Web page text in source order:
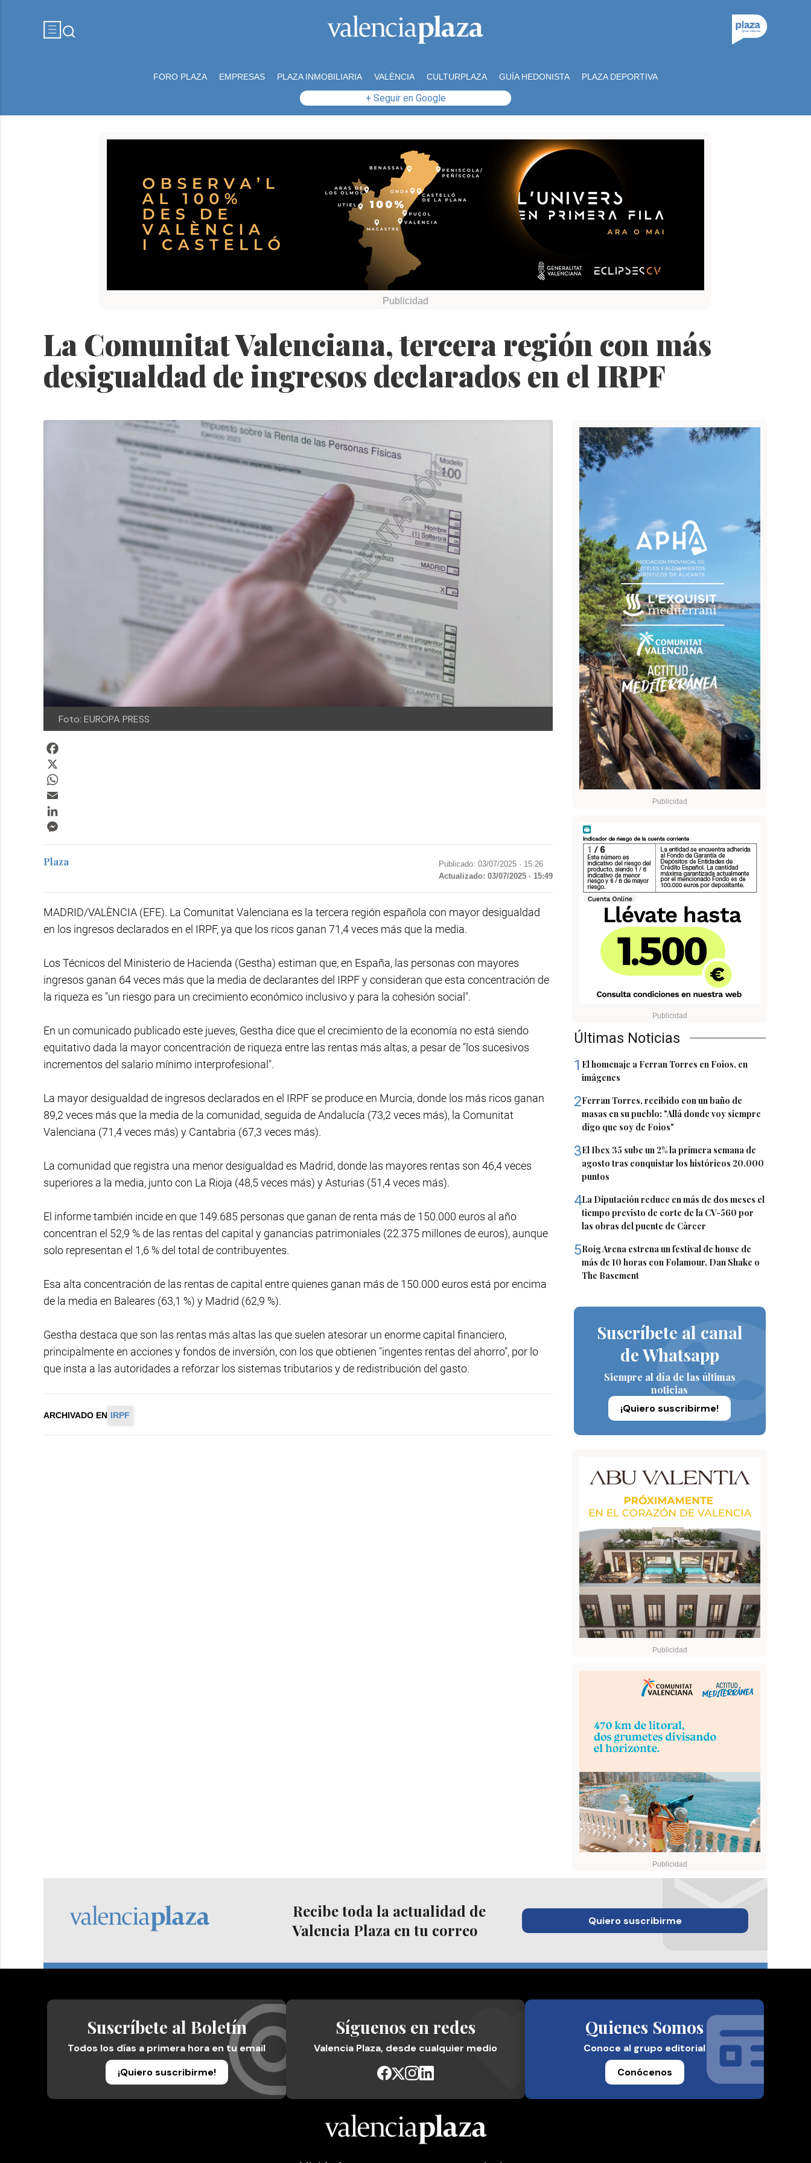
FORO PLAZA EMPRESAS PLAZA INMOBILIARIA VALÈNCIA CULTURPLAZA GUÍA HEDONISTA PLAZA DEPORTIVA
+ Seguir en Google
La Comunitat Valenciana, tercera región con más
desigualdad de ingresos declarados en el IRPF
Foto: EUROPA PRESS
Últimas Noticias
1 El homenaje a Ferran Torres en Foios, en
imágenes
2Ferran Torres, recibido con un baño de
masas en su pueblo: "Allá donde voy siempre
digo que soy de Foios"
3El Ibex 35 sube un 2% la primera semana de
agosto tras conquistar los históricos 20.000
puntos
4La Diputación reduce en más de dos meses el
tiempo previsto de corte de la CV-560 por
las obras del puente de Càrcer
5Roig Arena estrena un festival de house de
más de 10 horas con Folamour, Dan Shake o
The Basement
Suscríbete al canal
de Whatsapp
Siempre al día de las últimas
noticias
¡Quiero suscribirme!
Plaza Publicado: 03/07/2025 · 15:26
Actualizado: 03/07/2025 · 15:49
MADRID/VALÈNCIA (EFE). La Comunitat Valenciana es la tercera región española con mayor desigualdad
en los ingresos declarados en el IRPF, ya que los ricos ganan 71,4 veces más que la media.
Los Técnicos del Ministerio de Hacienda (Gestha) estiman que, en España, las personas con mayores
ingresos ganan 64 veces más que la media de declarantes del IRPF y consideran que esta concentración de
la riqueza es "un riesgo para un crecimiento económico inclusivo y para la cohesión social".
En un comunicado publicado este jueves, Gestha dice que el crecimiento de la economía no está siendo
equitativo dada la mayor concentración de riqueza entre las rentas más altas, a pesar de "los sucesivos
incrementos del salario mínimo interprofesional".
La mayor desigualdad de ingresos declarados en el IRPF se produce en Murcia, donde los más ricos ganan
89,2 veces más que la media de la comunidad, seguida de Andalucía (73,2 veces más), la Comunitat
Valenciana (71,4 veces más) y Cantabria (67,3 veces más).
La comunidad que registra una menor desigualdad es Madrid, donde las mayores rentas son 46,4 veces
superiores a la media, junto con La Rioja (48,5 veces más) y Asturias (51,4 veces más).
El informe también incide en que 149.685 personas que ganan de renta más de 150.000 euros al año
concentran el 52,9 % de las rentas del capital y ganancias patrimoniales (22.375 millones de euros), aunque
solo representan el 1,6 % del total de contribuyentes.
Esa alta concentración de las rentas de capital entre quienes ganan más de 150.000 euros está por encima
de la media en Baleares (63,1 %) y Madrid (62,9 %).
Gestha destaca que son las rentas más altas las que suelen atesorar un enorme capital financiero,
principalmente en acciones y fondos de inversión, con los que obtienen "ingentes rentas del ahorro", por lo
que insta a las autoridades a reforzar los sistemas tributarios y de redistribución del gasto.
ARCHIVADO EN IRPF
Recibe toda la actualidad de
Valencia Plaza en tu correo
Quiero suscribirme
Suscríbete al Boletín
Todos los días a primera hora en tu email
¡Quiero suscribirme!
Síguenos en redes
Valencia Plaza, desde cualquier medio
Quienes Somos
Conoce al grupo editorial
Conócenos